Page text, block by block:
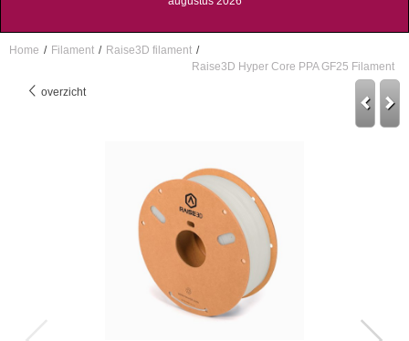
Home / Filament / Raise3D filament /
Raise3D Hyper Core PPA GF25 Filament
overzicht